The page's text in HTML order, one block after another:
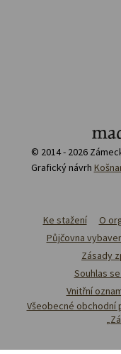
© 2014 - 2026
Grafický návrh
Ke stažení O
Půjčovna
Zásady
Souhlas
Vnitřní
Všeobecné obchodní